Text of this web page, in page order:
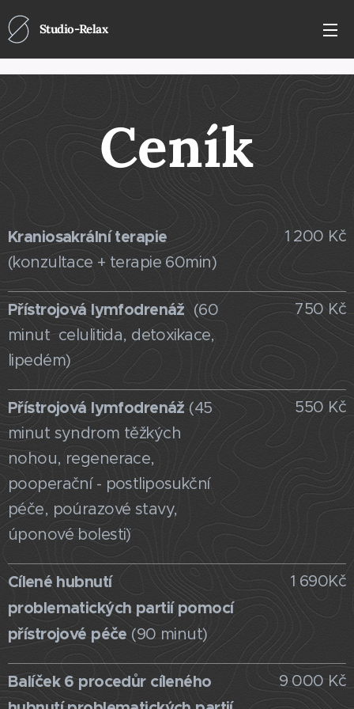
Studio-Relax
Ceník
Kraniosakrální terapie
(konzultace + terapie 60min)
1 200 Kč
Přístrojová lymfodrenáž (60
minut celulitida, detoxikace,
lipedém)
750 Kč
Přístrojová lymfodrenáž(45
minut syndrom těžkých
nohou, regenerace,
pooperační - postliposukční
péče, poúrazové stavy,
úponové bolesti¨)
550 Kč
Cílené hubnutí
problematických partií pomocí
přístrojové péče (90 minut)
1 690Kč
Balíček 6 procedůr cíleného
9 000 Kč